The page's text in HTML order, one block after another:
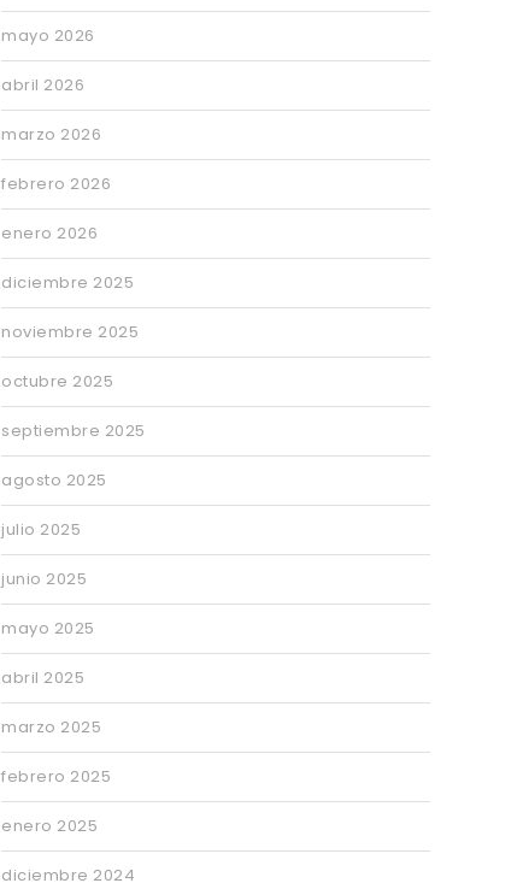
mayo 2026
abril 2026
marzo 2026
febrero 2026
enero 2026
diciembre 2025
noviembre 2025
octubre 2025
septiembre 2025
agosto 2025
julio 2025
junio 2025
mayo 2025
abril 2025
marzo 2025
febrero 2025
enero 2025
diciembre 2024